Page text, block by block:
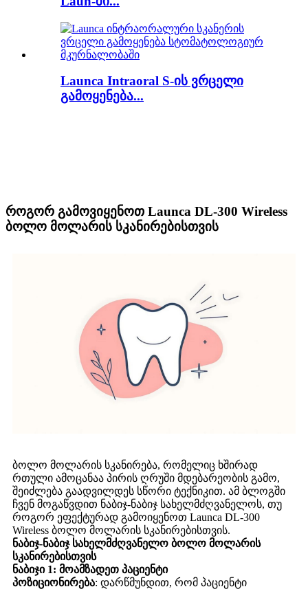
Launca Intraoral S-ის ვრცელი
გამოყენება...
როგორ გამოვიყენოთ Launca DL-300 Wireless
ბოლო მოლარის სკანირებისთვის
ბოლო მოლარის სკანირება, რომელიც ხშირად
რთული ამოცანაა პირის ღრუში მდებარეობის გამო,
შეიძლება გაადვილდეს სწორი ტექნიკით. ამ ბლოგში
ჩვენ მოგაწვდით ნაბიჯ-ნაბიჯ სახელმძღვანელოს, თუ
როგორ ეფექტურად გამოიყენოთ Launca DL-300
Wireless ბოლო მოლარის სკანირებისთვის.
ნაბიჯ-ნაბიჯ სახელმძღვანელო ბოლო მოლარის
სკანირებისთვის
ნაბიჯი 1: მოამზადეთ პაციენტი
პოზიციონირება: დარწმუნდით, რომ პაციენტი